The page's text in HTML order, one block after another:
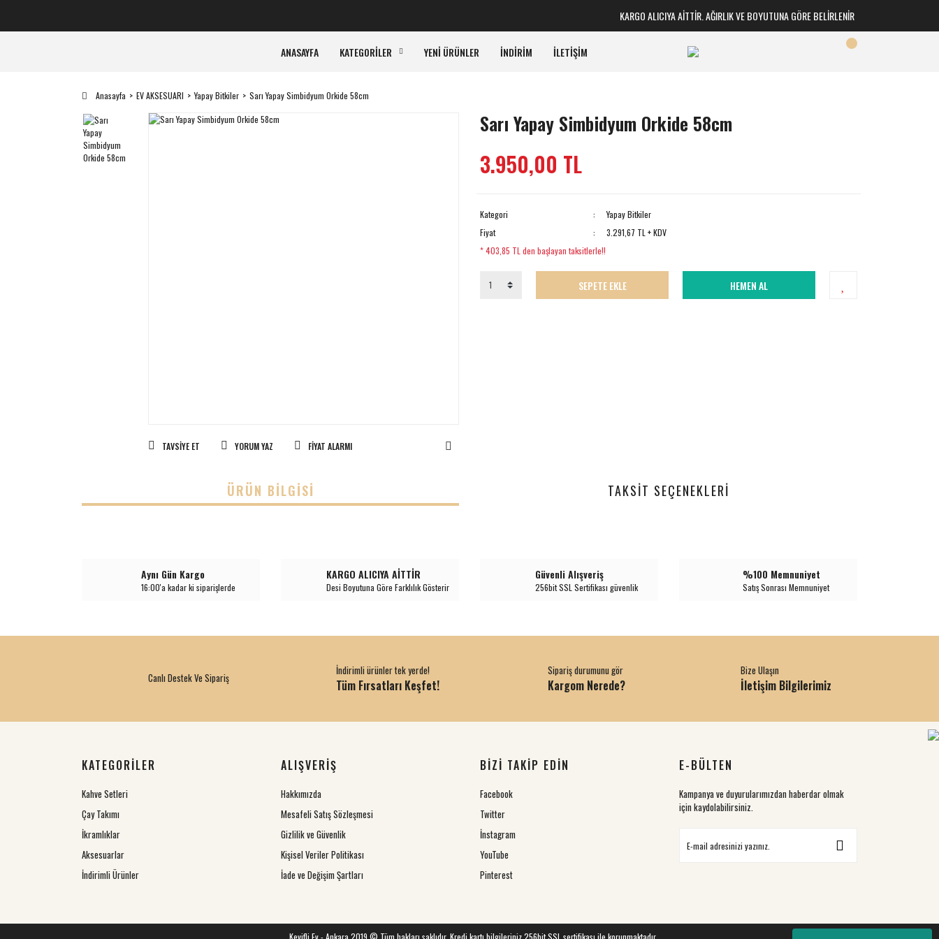
KARGO ALICIYA AİTTİR. AĞIRLIK VE BOYUTUNA GÖRE BELİRLENİR
ANASAYFA KATEGORİLER YENİ ÜRÜNLER İNDİRİM İLETİŞİM
Anasayfa EV AKSESUARI Yapay Bitkiler Sarı Yapay Simbidyum Orkide 58cm
TAVSIYE ET YORUM YAZ FIYAT ALARMI
Sarı Yapay Simbidyum Orkide 58cm
3.950,00 TL
Kategori
Yapay Bitkiler
Fiyat
3.291,67 TL + KDV
* 403,85 TL den başlayan taksitlerle!!
SEPETE EKLE HEMEN AL
ÜRÜN BILGISI TAKSIT SEÇENEKLERI
Aynı Gün Kargo
16:00'a kadar ki siparişlerde
KARGO ALICIYA AİTTİR
Desi Boyutuna Göre Farklılık Gösterir
Güvenli Alışveriş
256bit SSL Sertifikası güvenlik
%100 Memnuniyet
Satış Sonrası Memnuniyet
Canlı Destek Ve Sipariş
İndirimli ürünler tek yerde!
Tüm Fırsatları Keşfet!
Sipariş durumunu gör
Kargom Nerede?
Bize Ulaşın
İletişim Bilgilerimiz
KATEGORİLER
Kahve Setleri
Çay Takımı
İkramlıklar
Aksesuarlar
İndirimli Ürünler
ALIŞVERİŞ
Hakkımızda
Mesafeli Satış Sözleşmesi
Gizlilik ve Güvenlik
Kişisel Veriler Politikası
İade ve Değişim Şartları
BİZİ TAKİP EDİN
Facebook
Twitter
İnstagram
YouTube
Pinterest
E-BÜLTEN
Kampanya ve duyurularımızdan haberdar olmak
için kaydolabilirsiniz.
Keyifli Ev - Ankara 2019 © Tüm hakları saklıdır. Kredi kartı bilgileriniz 256bit SSL sertifikası ile korunmaktadır.